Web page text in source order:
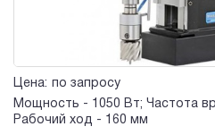
Цена:
по запросу
Мощность - 1050 Вт; Частота
Рабочий ход - 160 мм